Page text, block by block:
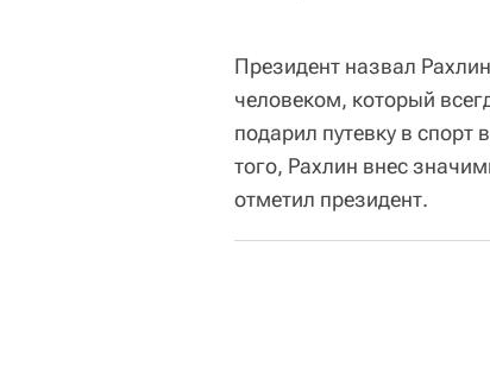
Президент назвал
человеком, который
подарил путевку в
того, Рахлин внес
отметил президент.